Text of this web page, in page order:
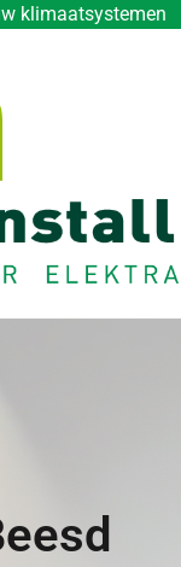
klimaatsystemen